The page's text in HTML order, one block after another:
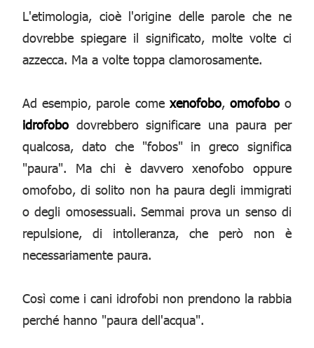
L'etimologia, cioè l'origine delle parole che ne
dovrebbe spiegare il significato, molte volte ci
azzecca. Ma a volte toppa clamorosamente.
Ad esempio, parole come xenofobo, omofoboo
idrofobo dovrebbero significare una paura per
qualcosa, dato che "fobos" in greco significa
"paura". Ma chi è davvero xenofobo oppure
omofobo, di solito non ha paura degli immigrati
o degli omosessuali. Semmai prova un senso di
repulsione, di intolleranza, che però non è
necessariamente paura.
Così come i cani idrofobi non prendono la rabbia
perché hanno "paura dell'acqua".